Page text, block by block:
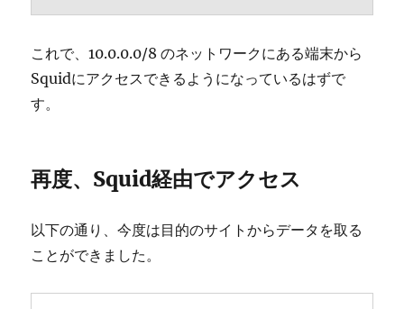
これで、10.0.0.0/8 のネットワークにある端末から
Squidにアクセスできるようになっているはずで
す。
再度、Squid経由でアクセス
以下の通り、今度は目的のサイトからデータを取る
ことができました。